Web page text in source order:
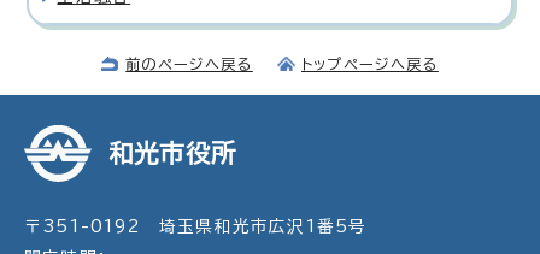
前のページへ戻る トップページへ戻る
和光市役所
〒351-0192 埼玉県和光市広沢1番5号